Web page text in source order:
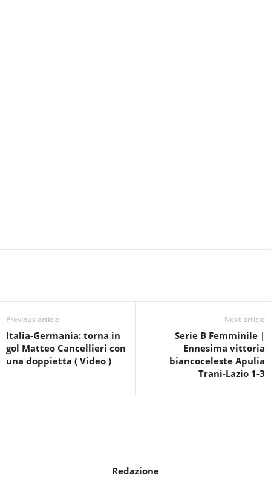
Previous article
Italia-Germania: torna in
gol Matteo Cancellieri con
una doppietta ( Video )
Next article
Serie B Femminile |
Ennesima vittoria
biancoceleste Apulia
Trani-Lazio 1-3
Redazione